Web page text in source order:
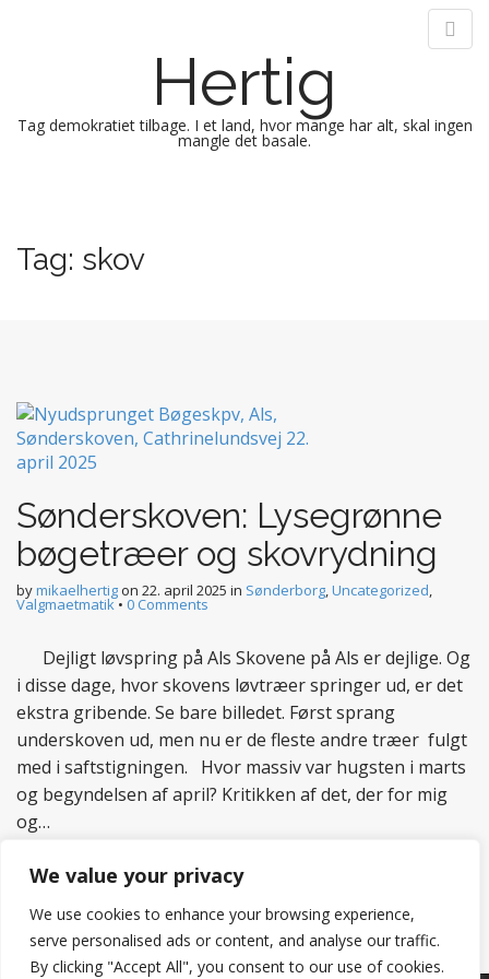
We value your privacy
We use cookies to enhance your browsing experience,
serve personalised ads or content, and analyse our traffic.
By clicking "Accept All", you consent to our use of cookies.
Hertig
Tag demokratiet tilbage. I et land, hvor mange har alt, skal ingen
mangle det basale.
i
n
p
t
e
n
t
Tag: skov
Sønderskoven: Lysegrønne
bøgetræer og skovrydning
bymikaelhertigon 22. april 2025 in Sønderborg,Uncategorized,
Valgmaetmatik• 0 Comments
Dejligt løvspring på Als Skovene på Als er dejlige. Og
i disse dage, hvor skovens løvtræer springer ud, er det
ekstra gribende. Se bare billedet. Først sprang
underskoven ud, men nu er de fleste andre træer fulgt
med i saftstigningen. Hvor massiv var hugsten i marts
og begyndelsen af april? Kritikken af det, der for mig
og…
Read more